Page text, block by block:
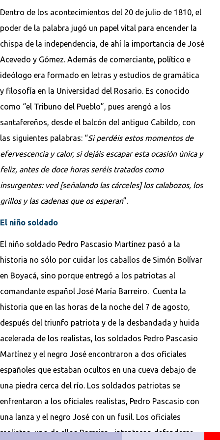
Dentro de los acontecimientos del 20 de julio de 1810, el
poder de la palabra jugó un papel vital para encender la
chispa de la independencia, de ahí la importancia de José
Acevedo y Gómez. Además de comerciante, político e
ideólogo era formado en letras y estudios de gramática
y filosofía en la Universidad del Rosario. Es conocido
como “el Tribuno del Pueblo”, pues arengó a los
santafereños, desde el balcón del antiguo Cabildo, con
las siguientes palabras: “Si perdéis estos momentos de
efervescencia y calor, si dejáis escapar esta ocasión única y
feliz, antes de doce horas seréis tratados como
insurgentes: ved [señalando las cárceles] los calabozos, los
grillos y las cadenas que os esperan”.
El niño soldado
El niño soldado Pedro Pascasio Martínez pasó a la
historia no sólo por cuidar los caballos de Simón Bolívar
en Boyacá, sino porque entregó a los patriotas al
comandante español José María Barreiro. Cuenta la
historia que en las horas de la noche del 7 de agosto,
después del triunfo patriota y de la desbandada y huida
acelerada de los realistas, los soldados Pedro Pascasio
Martínez y el negro José encontraron a dos oficiales
españoles que estaban ocultos en una cueva debajo de
una piedra cerca del río. Los soldados patriotas se
enfrentaron a los oficiales realistas, Pedro Pascasio con
una lanza y el negro José con un fusil. Los oficiales
realistas, uno de ellos Barreiro, intentaron defenderse